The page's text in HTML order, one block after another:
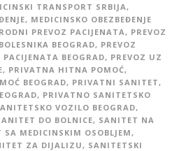
TRANSPORT SRBIJA,
, MEDICINSKO OBEZBEĐENJE
PREVOZ PACIJENATA, PREVOZ
BEOGRAD, PREVOZ
PACIJENATA BEOGRAD, PREVOZ UZ
, PRIVATNA HITNA POMOĆ,
BEOGRAD, PRIVATNI SANITET,
, PRIVATNO SANITETSKO
VOZILO BEOGRAD,
DO BOLNICE, SANITET NA
SA MEDICINSKIM OSOBLJEM,
ZA DIJALIZU, SANITETSKI